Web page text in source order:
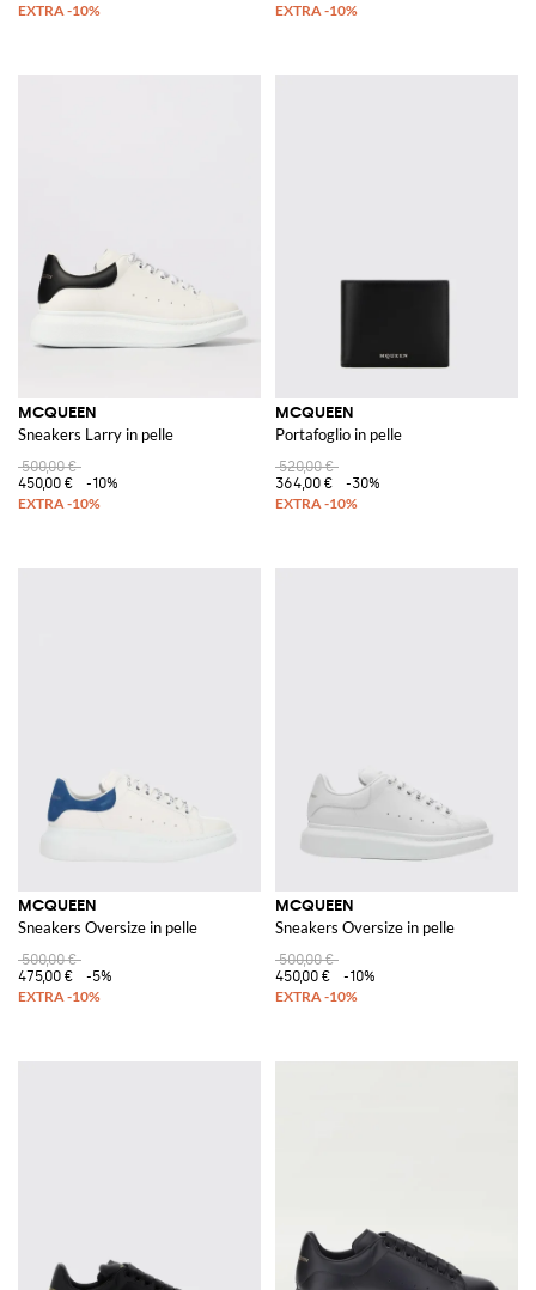
MCQUEEN
Sneakers Larry in pelle
500,00 €
450,00 €
-10%
MCQUEEN
Portafoglio in pelle
520,00 €
364,00 €
-30%
MCQUEEN
Sneakers Oversize in pelle
500,00 €
475,00 €
-5%
MCQUEEN
Sneakers Oversize in pelle
500,00 €
450,00 €
-10%